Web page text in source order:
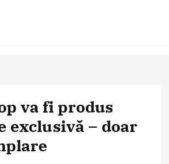
va fi produs
exclusivă – doar